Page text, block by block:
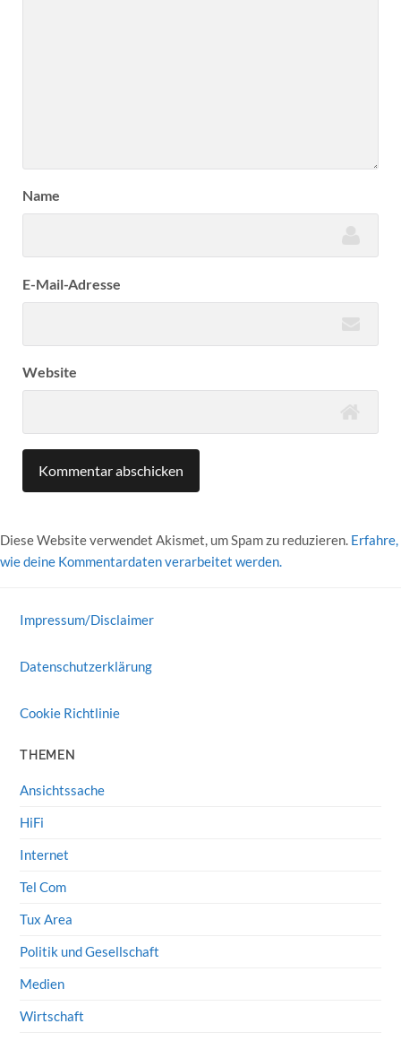
Name
E-Mail-Adresse
Website
Diese Website verwendet Akismet, um Spam zu reduzieren. Erfahre,
wie deine Kommentardaten verarbeitet werden.
Impressum/Disclaimer
Datenschutzerklärung
Cookie Richtlinie
THEMEN
Ansichtssache
HiFi
Internet
Tel Com
Tux Area
Politik und Gesellschaft
Medien
Wirtschaft